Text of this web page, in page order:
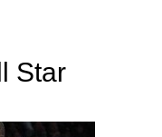
Star